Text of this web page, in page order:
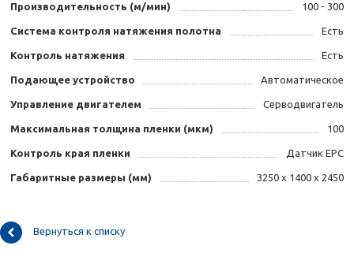
Производительность (м/мин) 100 - 300
Система контроля натяжения полотна Есть
Контроль натяжения Есть
Подающее устройство Автоматическое
Управление двигателем Серводвигатель
Максимальная толщина пленки (мкм) 100
Контроль края пленки Датчик EPC
Габаритные размеры (мм) 3250 х 1400 х 2450
Вернуться к списку